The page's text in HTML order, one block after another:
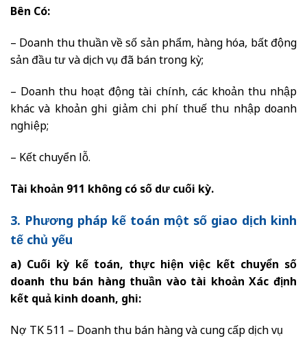
Bên Có:
– Doanh thu thuần về số sản phẩm, hàng hóa, bất động
sản đầu tư và dịch vụ đã bán trong kỳ;
– Doanh thu hoạt động tài chính, các khoản thu nhập
khác và khoản ghi giảm chi phí thuế thu nhập doanh
nghiệp;
– Kết chuyển lỗ.
Tài khoản 911 không có số dư cuối kỳ.
3. Phương pháp kế toán một số giao dịch kinh
tế chủ yếu
a) Cuối kỳ kế toán, thực hiện việc kết chuyển số
doanh thu bán hàng thuần vào tài khoản Xác định
kết quả kinh doanh, ghi:
Nợ TK 511 – Doanh thu bán hàng và cung cấp dịch vụ